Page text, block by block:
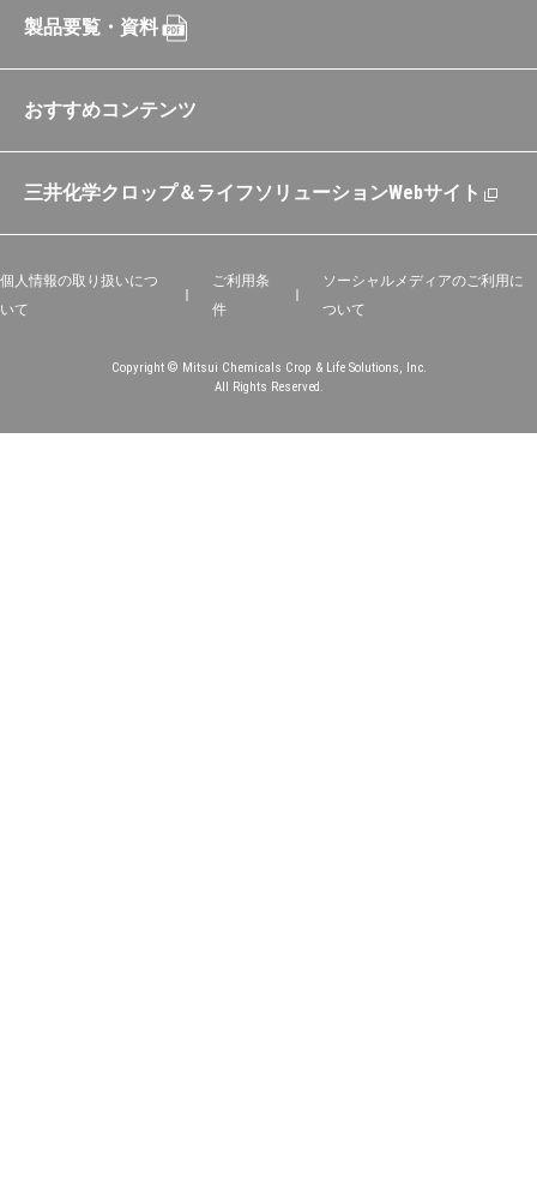
製品要覧・資料
おすすめコンテンツ
三井化学クロップ＆ライフソリューションWebサイト
個人情報の取り扱いにつ
いて
ご利用条
件
ソーシャルメディアのご利用に
ついて
Copyright © Mitsui Chemicals Crop & Life Solutions, Inc.
All Rights Reserved.